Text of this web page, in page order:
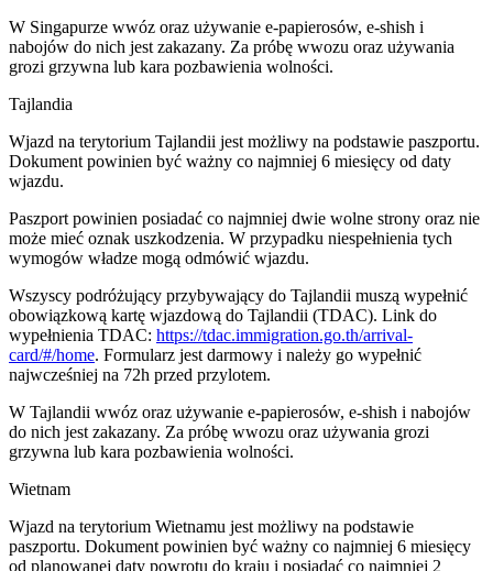
W Singapurze wwóz oraz używanie e-papierosów, e-shish i
nabojów do nich jest zakazany. Za próbę wwozu oraz używania
grozi grzywna lub kara pozbawienia wolności.
Tajlandia
Wjazd na terytorium Tajlandii jest możliwy na podstawie paszportu.
Dokument powinien być ważny co najmniej 6 miesięcy od daty
wjazdu.
Paszport powinien posiadać co najmniej dwie wolne strony oraz nie
może mieć oznak uszkodzenia. W przypadku niespełnienia tych
wymogów władze mogą odmówić wjazdu.
Wszyscy podróżujący przybywający do Tajlandii muszą wypełnić
obowiązkową kartę wjazdową do Tajlandii (TDAC). Link do
wypełnienia TDAC: https://tdac.immigration.go.th/arrival-
card/#/home. Formularz jest darmowy i należy go wypełnić
najwcześniej na 72h przed przylotem.
W Tajlandii wwóz oraz używanie e-papierosów, e-shish i nabojów
do nich jest zakazany. Za próbę wwozu oraz używania grozi
grzywna lub kara pozbawienia wolności.
Wietnam
Wjazd na terytorium Wietnamu jest możliwy na podstawie
paszportu. Dokument powinien być ważny co najmniej 6 miesięcy
od planowanej daty powrotu do kraju i posiadać co najmniej 2